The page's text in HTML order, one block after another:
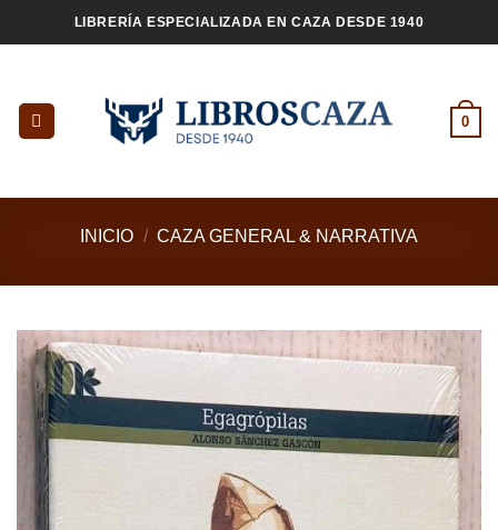
al
LIBRERÍA ESPECIALIZADA EN CAZA DESDE 1940
0
INICIO / CAZA GENERAL & NARRATIVA